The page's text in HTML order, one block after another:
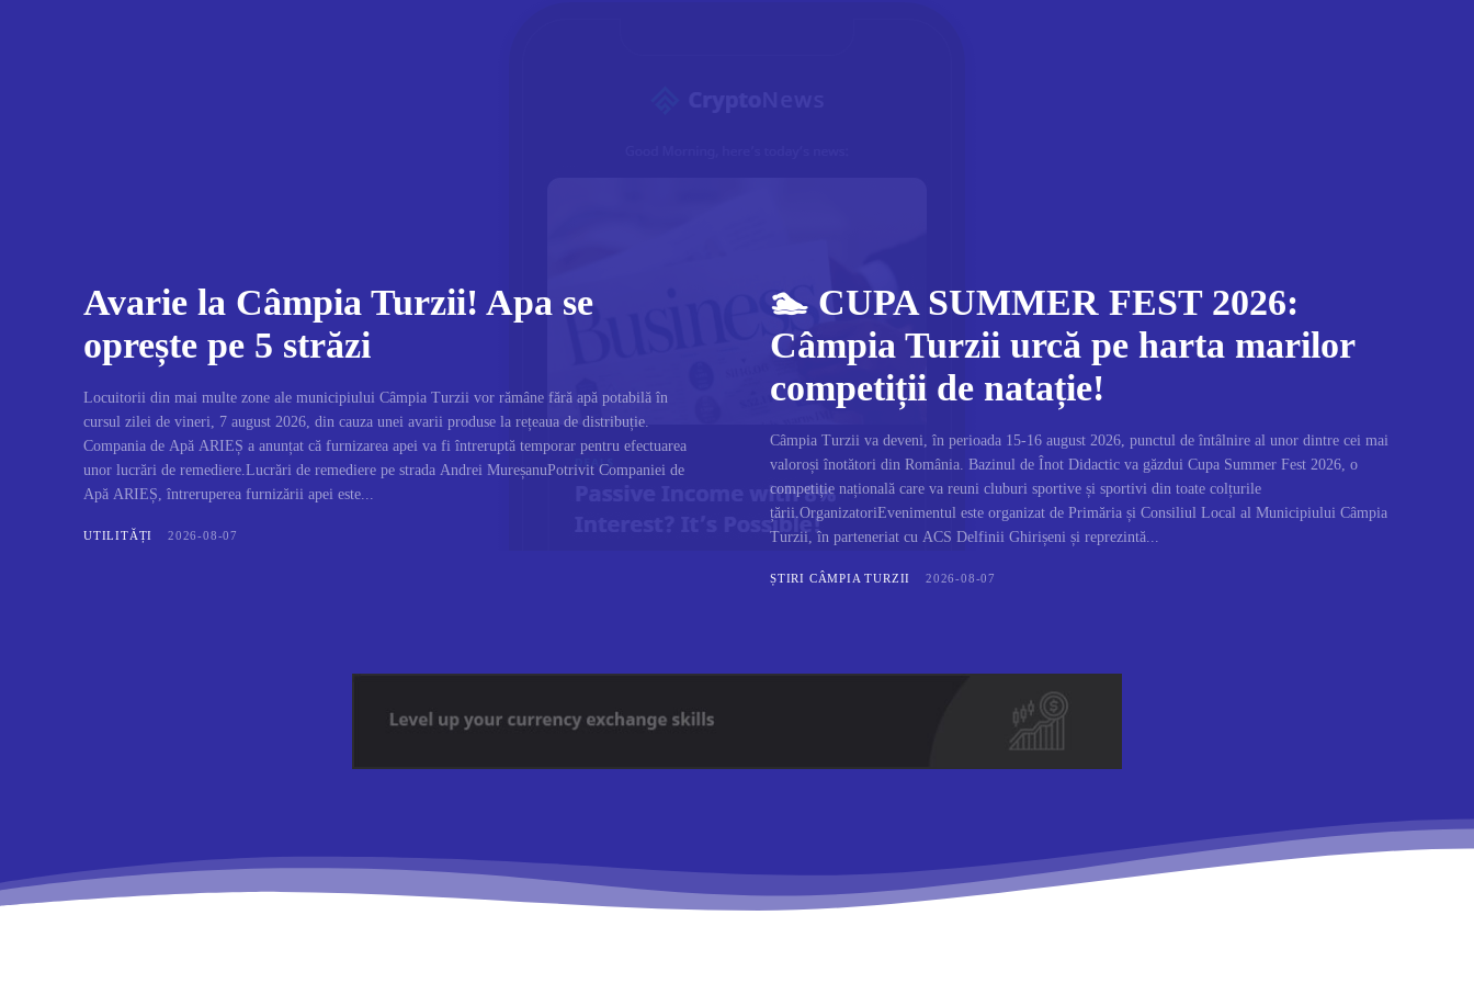
Avarie la Câmpia Turzii! Apa se
oprește pe 5 străzi
Locuitorii din mai multe zone ale municipiului Câmpia Turzii vor rămâne fără apă potabilă în
cursul zilei de vineri, 7 august 2026, din cauza unei avarii produse la rețeaua de distribuție.
Compania de Apă ARIEȘ a anunțat că furnizarea apei va fi întreruptă temporar pentru efectuarea
unor lucrări de remediere.Lucrări de remediere pe strada Andrei MureșanuPotrivit Companiei de
Apă ARIEȘ, întreruperea furnizării apei este...
UTILITĂȚI 2026-08-07
🏊 CUPA SUMMER FEST 2026:
Câmpia Turzii urcă pe harta marilor
competiții de natație!
Câmpia Turzii va deveni, în perioada 15-16 august 2026, punctul de întâlnire al unor dintre cei mai
valoroși înotători din România. Bazinul de Înot Didactic va găzdui Cupa Summer Fest 2026, o
competiție națională care va reuni cluburi sportive și sportivi din toate colțurile
țării.OrganizatoriEvenimentul este organizat de Primăria și Consiliul Local al Municipiului Câmpia
Turzii, în parteneriat cu ACS Delfinii Ghirișeni și reprezintă...
ȘTIRI CÂMPIA TURZII 2026-08-07